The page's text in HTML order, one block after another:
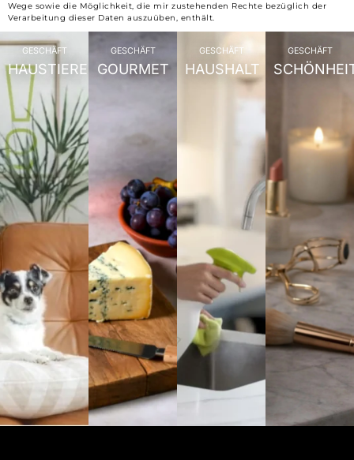
Wege sowie die Möglichkeit, die mir zustehenden Rechte bezüglich der
Verarbeitung dieser Daten auszuüben, enthält.
GESCHÄFT
HAUSTIERE
GESCHÄFT
GOURMET
GESCHÄFT
HAUSHALT
GESCHÄFT